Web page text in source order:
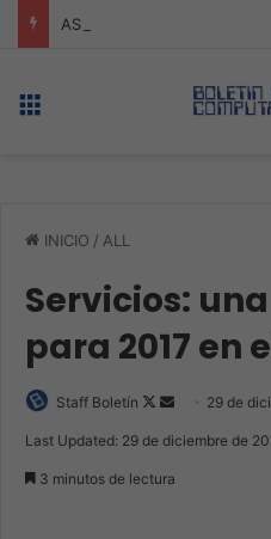
INICIO / ALL
Servicios:
para 2017 en
Staff Boletín
Follow
Send 29 de
Last Updated: 29 de diciembre de
3 minutos de lectura